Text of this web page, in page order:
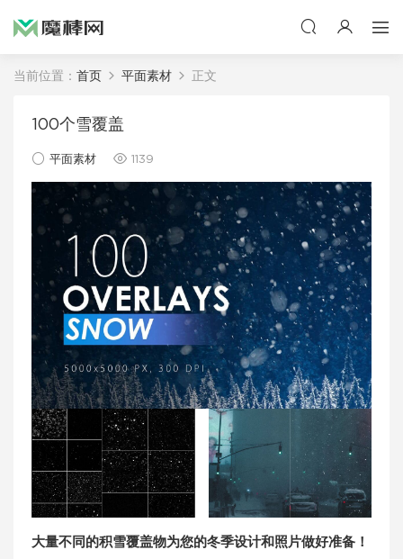
当前位置： 首页 平面素材 正文
100个雪覆盖
平面素材 1139
大量不同的积雪覆盖物为您的冬季设计和照片做好准备！